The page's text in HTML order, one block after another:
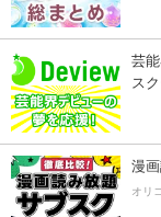
芸
ス
漫
オリ